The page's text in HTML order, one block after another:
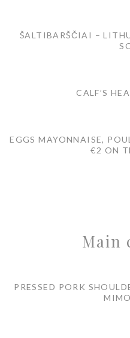
ŠALTIBARŠČIAI –
CALF’S
EGGS MAYONNAISE,
€2 ON
Main
PRESSED PORK